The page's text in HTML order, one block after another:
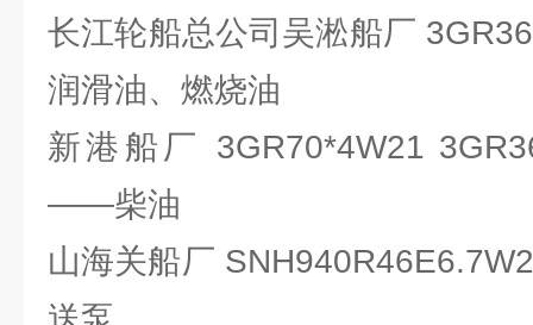
长江轮船总公司吴淞船厂
润滑油、燃烧油
新港船厂 3GR70*4W21
——柴油
山海关船厂